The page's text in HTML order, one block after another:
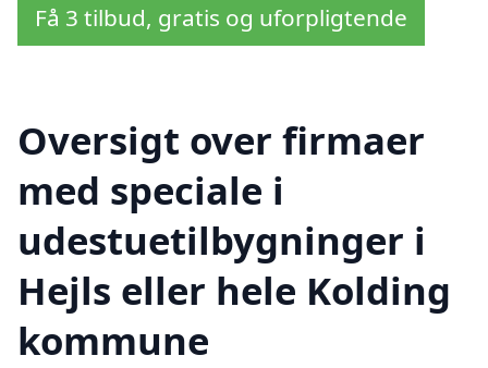
Få 3 tilbud, gratis og uforpligtende
Oversigt over firmaer
med speciale i
udestuetilbygninger i
Hejls eller hele Kolding
kommune